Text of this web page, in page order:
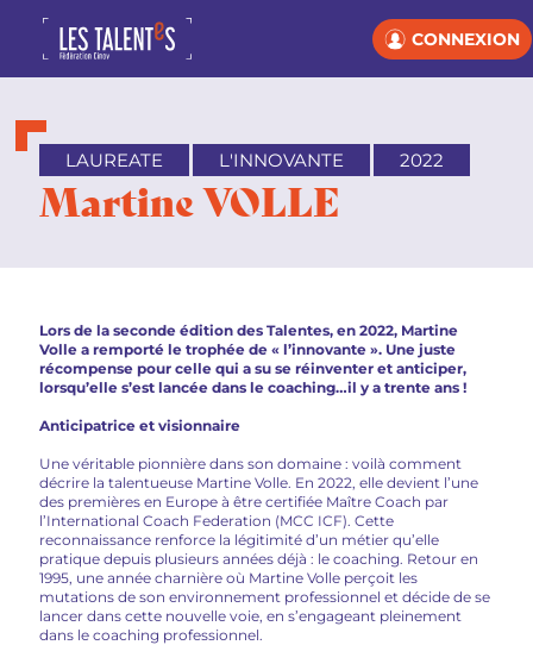
CONNEXION
LAUREATE L'INNOVANTE 2022
Martine VOLLE
Lors de la seconde édition des Talentes, en 2022, Martine
Volle a remporté le trophée de « l’innovante ». Une juste
récompense pour celle qui a su se réinventer et anticiper,
lorsqu’elle s’est lancée dans le coaching…il y a trente ans !
Anticipatrice et visionnaire
Une véritable pionnière dans son domaine : voilà comment
décrire la talentueuse Martine Volle. En 2022, elle devient l’une
des premières en Europe à être certifiée Maître Coach par
l’International Coach Federation (MCC ICF). Cette
reconnaissance renforce la légitimité d’un métier qu’elle
pratique depuis plusieurs années déjà : le coaching. Retour en
1995, une année charnière où Martine Volle perçoit les
mutations de son environnement professionnel et décide de se
lancer dans cette nouvelle voie, en s’engageant pleinement
dans le coaching professionnel.